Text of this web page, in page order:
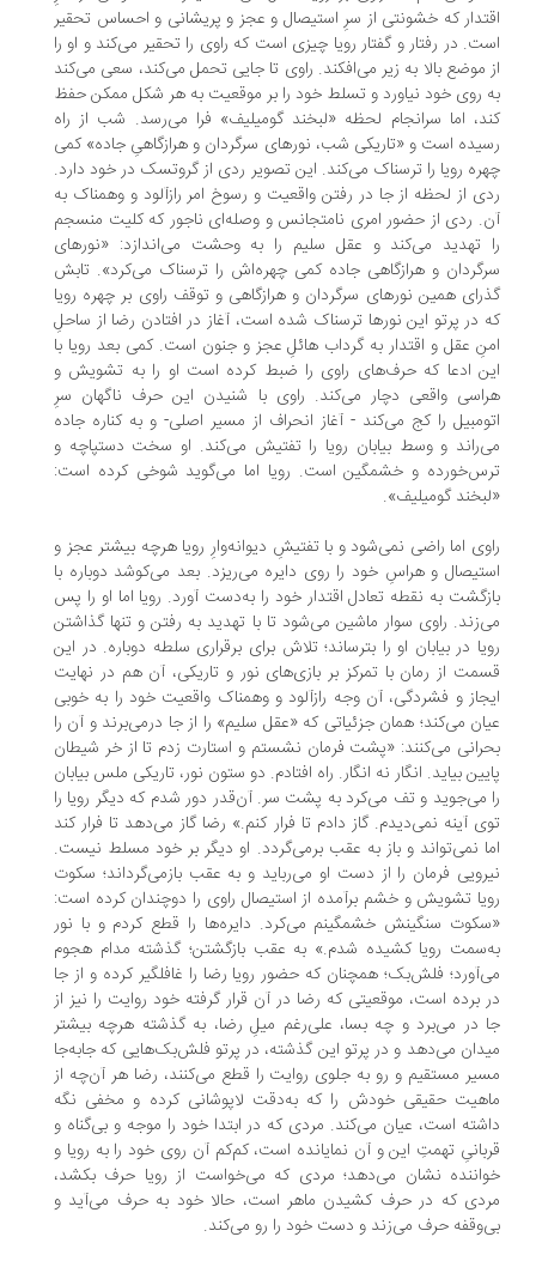
که خشونتی از سرِ استیصال و عجز و پریشانی و احساس تحقیر
در رفتار و گفتار رویا چیزی است که راوی را تحقیر می‌کند و او را
موضع بالا به زیر می‌افکند. راوی تا جایی تحمل می‌کند، سعی می‌کند
روی خود نیاورد و تسلط خود را بر موقعیت به هر شکل ممکن حفظ
اما سرانجام لحظه «لبخند گومیلیف» فرا می‌رسد. شب از راه
است و «تاریکی شب، نورهای سرگردان و هرازگاهیِ جاده» کمی
رویا را ترسناک می‌کند. این تصویر ردی از گروتسک در خود دارد.
از لحظه از جا در رفتن واقعیت و رسوخ امر رازآلود و وهمناک به
ردی از حضور امری نامتجانس و وصله‌ای ناجور که کلیت منسجم
تهدید می‌کند و عقل سلیم را به وحشت می‌اندازد: «نورهای
و هر‌از‌گاهی جاده کمی چهره‌اش را ترسناک می‌کرد». تابش
همین نورهای سرگردان و هرازگاهی و توقف راوی بر چهره رویا
در پرتو این نورها ترسناک شده است، آغاز در افتادن رضا از ساحلِ
عقل و اقتدار به گرداب هائلِ عجز و جنون است. کمی بعد رویا با
ادعا که حرف‌های راوی را ضبط کرده است او را به تشویش و
واقعی دچار می‌کند. راوی با شنیدن این حرف ناگهان سرِ
را کج می‌کند - آغاز انحراف از مسیر اصلی- و به کناره جاده
و وسط بیابان رویا را تفتیش می‌کند. او سخت دستپاچه و
و خشمگین است. رویا اما می‌گوید شوخی کرده است:
گومیلیف».
اما راضی نمی‌شود و با تفتیشِ دیوانه‌وارِ رویا هرچه بیشتر عجز و
و هراسِ خود را روی دایره می‌ریزد. بعد می‌کوشد دوباره با
به نقطه تعادل اقتدار خود را به‌دست آورد. رویا اما او را پس
راوی سوار ماشین می‌شود تا با تهدید به رفتن و تنها گذاشتن
در بیابان او را بترساند؛ تلاش برای برقراری سلطه دوباره. در این
از رمان با تمرکز بر بازی‌های نور و تاریکی، آن هم در نهایت
و فشردگی، آن وجه رازآلود و وهمناک واقعیت خود را به خوبی
می‌کند؛ همان جزئیاتی که «عقل سلیم» را از جا درمی‌برند و آن را
می‌کنند: «پشت فرمان نشستم و استارت زدم تا از خر شیطان
بیاید. انگار نه انگار. راه افتادم. دو ستون نور، تاریکی ملس بیابان
می‌جوید و تف می‌کرد به پشت سر. آن‌قدر دور شدم که دیگر رویا را
آینه نمی‌دیدم. گاز دادم تا فرار کنم.» رضا گاز می‌دهد تا فرار کند
نمی‌تواند و باز به عقب برمی‌گردد. او دیگر بر خود مسلط نیست.
فرمان را از دست او می‌رباید و به عقب بازمی‌گرداند؛ سکوت
تشویش و خشم برآمده از استیصال راوی را دوچندان کرده است:
سنگینش خشمگینم می‌کرد. دایره‌ها را قطع کردم و با نور
رویا کشیده شدم.» به عقب بازگشتن؛ گذشته مدام هجوم
فلش‌بک؛ همچنان که حضور رویا رضا را غافلگیر کرده و از جا
برده است، موقعیتی که رضا در آن قرار گرفته خود روایت را نیز از
در می‌برد و چه بسا، علی‌رغم میلِ رضا، به گذشته هرچه بیشتر
می‌دهد و در پرتو این گذشته، در پرتو فلش‌بک‌هایی که جابه‌جا
مستقیم و رو به جلوی روایت را قطع می‌کنند، رضا هر آن‌چه از
حقیقی خودش را که به‌دقت لاپوشانی کرده و مخفی نگه
است، عیان می‌کند. مردی که در ابتدا خود را موجه و بی‌گناه و
تهمتِ این و آن نمایانده است، کم‌کم آن روی خود را به رویا و
نشان می‌دهد؛ مردی که می‌خواست از رویا حرف بکشد،
که در حرف کشیدن ماهر است، حالا خود به حرف می‌آید و
حرف می‌زند و دست خود را رو می‌کند.